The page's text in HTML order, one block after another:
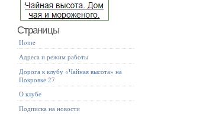
Страницы
Home
Адреса и режим работы
Дорога к клубу «Чайная высота» на
Покровке 27
О клубе
Подписка на новости